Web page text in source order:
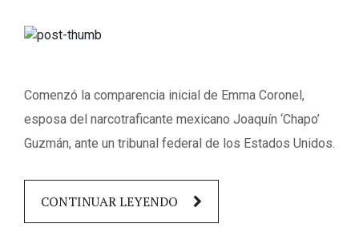
Comenzó la comparencia inicial de Emma Coronel,
esposa del narcotraficante mexicano Joaquín ‘Chapo’
Guzmán, ante un tribunal federal de los Estados Unidos.
CONTINUAR LEYENDO